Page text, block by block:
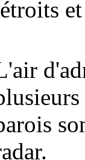
étroits